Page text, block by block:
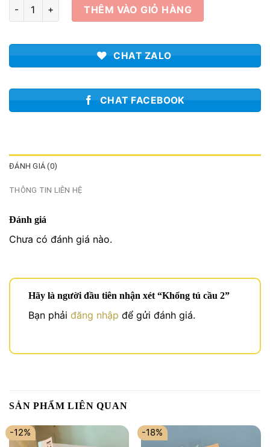
Khổng tú cầu 2 số lượngTHÊM VÀO GIỎ HÀNG
CHAT ZALO
CHAT FACEBOOK
ĐÁNH GIÁ (0)
THÔNG TIN LIÊN HỆ
Đánh giá
Chưa có đánh giá nào.
Hãy là người đầu tiên nhận xét “Khổng tú cầu 2”
Bạn phải đăng nhập để gửi đánh giá.
SẢN PHẨM LIÊN QUAN
-12% -18%